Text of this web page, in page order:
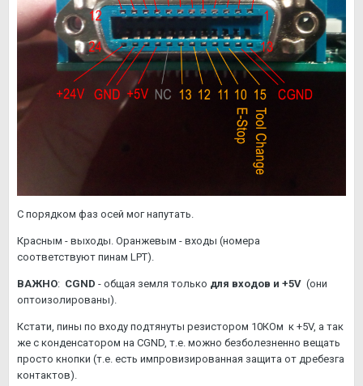
С порядком фаз осей мог напутать.
Красным - выходы. Оранжевым - входы (номера
соответствуют пинам LPT).
ВАЖНО: CGND - общая земля только для входов и +5V (они
оптоизолированы).
Кстати, пины по входу подтянуты резистором 10КОм к +5V, а так
же с конденсатором на CGND, т.е. можно безболезненно вещать
просто кнопки (т.е. есть импровизированная защита от дребезга
контактов).